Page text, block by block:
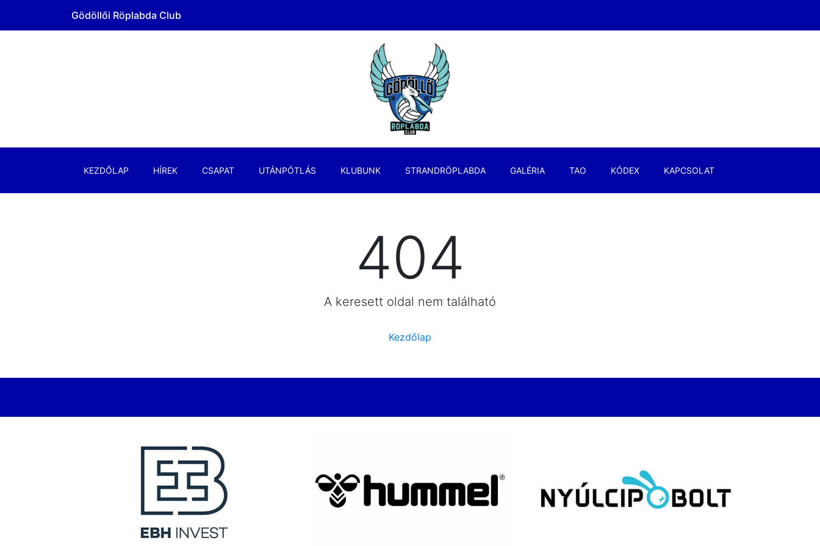
Gödöllői Röplabda Club
KEZDŐLAP HÍREK CSAPAT UTÁNPÓTLÁS KLUBUNK STRANDRÖPLABDA GALÉRIA TAO KÓDEX KAPCSOLAT
404
A keresett oldal nem található
Kezdőlap